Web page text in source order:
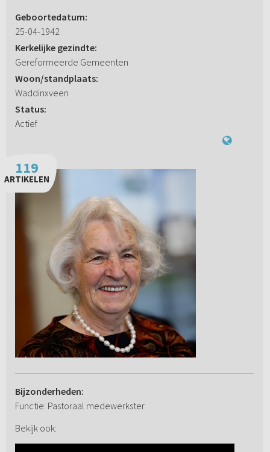
Geboortedatum:
25-04-1942
Kerkelijke gezindte:
Gereformeerde Gemeenten
Woon/standplaats:
Waddinxveen
Status:
Actief
119
ARTIKELEN
Bijzonderheden:
Functie: Pastoraal medewerkster
Bekijk ook: